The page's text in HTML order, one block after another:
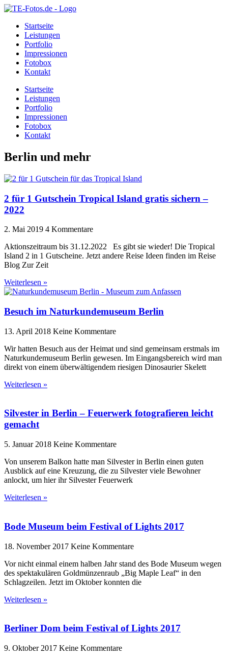
Startseite
Leistungen
Portfolio
Impressionen
Fotobox
Kontakt
Startseite
Leistungen
Portfolio
Impressionen
Fotobox
Kontakt
Berlin und mehr
2 für 1 Gutschein Tropical Island gratis sichern –
2022
2. Mai 2019 4 Kommentare
Aktionszeitraum bis 31.12.2022 Es gibt sie wieder! Die Tropical
Island 2 in 1 Gutscheine. Jetzt andere Reise Ideen finden im Reise
Blog Zur Zeit
Weiterlesen »
Besuch im Naturkundemuseum Berlin
13. April 2018 Keine Kommentare
Wir hatten Besuch aus der Heimat und sind gemeinsam erstmals im
Naturkundemuseum Berlin gewesen. Im Eingangsbereich wird man
direkt von einem überwältigendem riesigen Dinosaurier Skelett
Weiterlesen »
Silvester in Berlin – Feuerwerk fotografieren leicht
gemacht
5. Januar 2018 Keine Kommentare
Von unserem Balkon hatte man Silvester in Berlin einen guten
Ausblick auf eine Kreuzung, die zu Silvester viele Bewohner
anlockt, um hier ihr Silvester Feuerwerk
Weiterlesen »
Bode Museum beim Festival of Lights 2017
18. November 2017 Keine Kommentare
Vor nicht einmal einem halben Jahr stand des Bode Museum wegen
des spektakulären Goldmünzenraub „Big Maple Leaf“ in den
Schlagzeilen. Jetzt im Oktober konnten die
Weiterlesen »
Berliner Dom beim Festival of Lights 2017
9. Oktober 2017 Keine Kommentare